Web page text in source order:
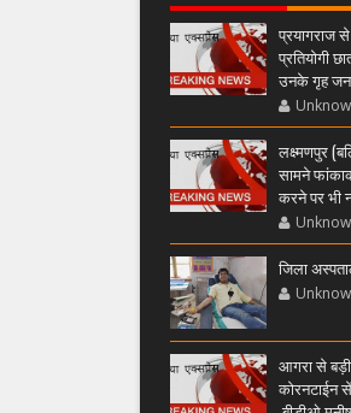
प्रयागराज
प्रतियोगी
उनके गृह
लक्ष्मणपुर
सामने
करने पर भी
जिला
आगरा से
कोरनटाईन